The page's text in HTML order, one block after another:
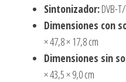
Sintonizador:DVB-
Dimensiones con
× 47,8 × 17,8 cm
Dimensiones sin
× 43,5 × 9,0 cm